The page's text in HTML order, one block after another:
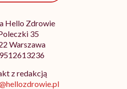
Hello Zdrowie
35
Warszawa
z redakcją